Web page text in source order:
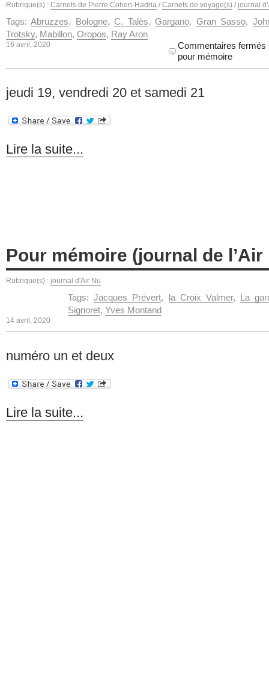
Rubrique(s) : Carnets de Pierre Cohen-Hadria / Carnets de voyage(s) / journal
Tags:Abruzzes, Bologne,C. Talès,Gargano, Gran Sasso,
Trotsky, Mabillon, Oropos, Ray Aron
16 avril, 2020 Commentaires fermés
pour mémoire
jeudi 19, vendredi 20 et samedi 21
Lire la suite...
Pour mémoire (journal de l’Air
Rubrique(s) : journal d'Air Nu
Tags:Jacques Prévert, la Croix Valmer, La
Signoret, Yves Montand
14 avril, 2020
numéro un et deux
Lire la suite...